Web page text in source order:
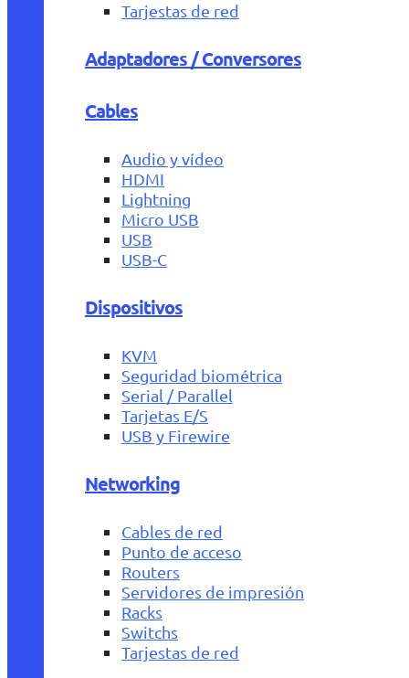
Tarjestas de red
Adaptadores / Conversores
Cables
Audio y vídeo
HDMI
Lightning
Micro USB
USB
USB-C
Dispositivos
KVM
Seguridad biométrica
Serial / Parallel
Tarjetas E/S
USB y Firewire
Networking
Cables de red
Punto de acceso
Routers
Servidores de impresión
Racks
Switchs
Tarjestas de red